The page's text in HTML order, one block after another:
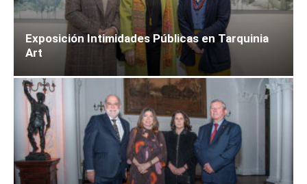
Exposición Intimidades Públicas en Tarquinia
Art